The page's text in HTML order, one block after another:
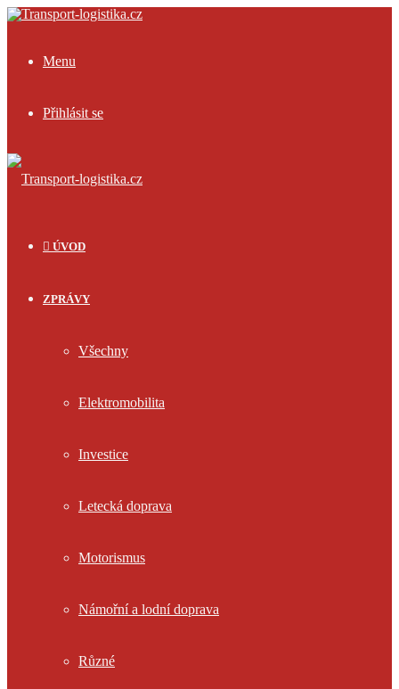
Menu
Přihlásit se
ÚVOD
ZPRÁVY
Všechny
Elektromobilita
Investice
Letecká doprava
Motorismus
Námořní a lodní doprava
Různé